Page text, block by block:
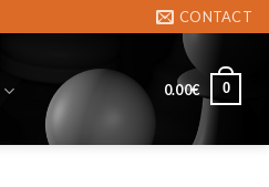
CONTACT
0.00€ 0